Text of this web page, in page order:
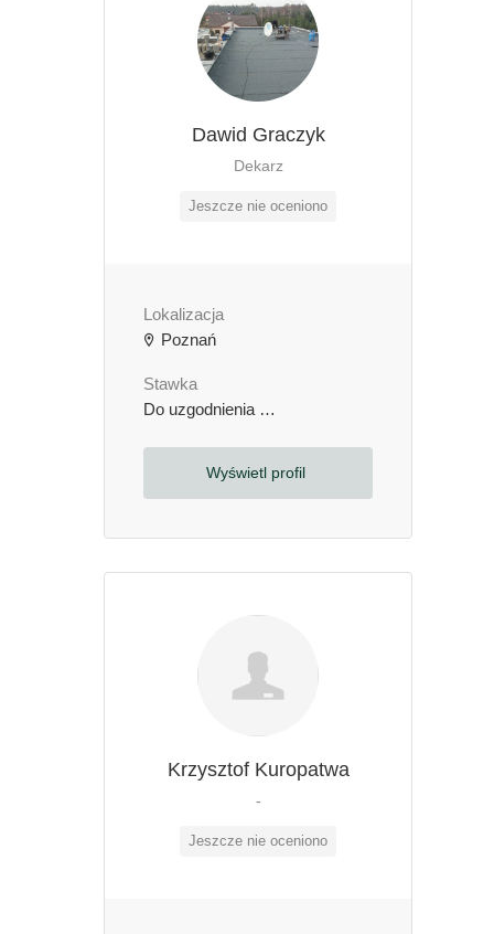
Dawid Graczyk
Dekarz
Jeszcze nie oceniono
Lokalizacja
Poznań
Stawka
Do uzgodnienia
Wyświetl profil
Krzysztof Kuropatwa
-
Jeszcze nie oceniono